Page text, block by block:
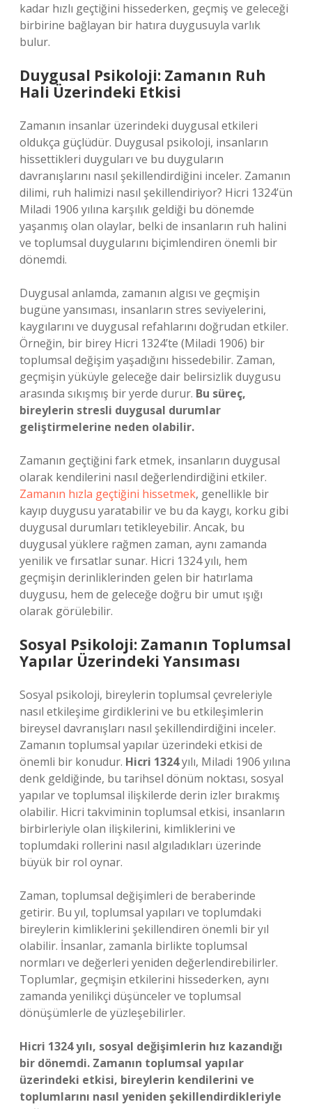
kadar hızlı geçtiğini hissederken, geçmiş ve geleceği
birbirine bağlayan bir hatıra duygusuyla varlık
bulur.
Duygusal Psikoloji: Zamanın Ruh
Hali Üzerindeki Etkisi
Zamanın insanlar üzerindeki duygusal etkileri
oldukça güçlüdür. Duygusal psikoloji, insanların
hissettikleri duyguları ve bu duyguların
davranışlarını nasıl şekillendirdiğini inceler. Zamanın
dilimi, ruh halimizi nasıl şekillendiriyor? Hicri 1324’ün
Miladi 1906 yılına karşılık geldiği bu dönemde
yaşanmış olan olaylar, belki de insanların ruh halini
ve toplumsal duygularını biçimlendiren önemli bir
dönemdi.
Duygusal anlamda, zamanın algısı ve geçmişin
bugüne yansıması, insanların stres seviyelerini,
kaygılarını ve duygusal refahlarını doğrudan etkiler.
Örneğin, bir birey Hicri 1324’te (Miladi 1906) bir
toplumsal değişim yaşadığını hissedebilir. Zaman,
geçmişin yüküyle geleceğe dair belirsizlik duygusu
arasında sıkışmış bir yerde durur. Bu süreç,
bireylerin stresli duygusal durumlar
geliştirmelerine neden olabilir.
Zamanın geçtiğini fark etmek, insanların duygusal
olarak kendilerini nasıl değerlendirdiğini etkiler.
Zamanın hızla geçtiğini hissetmek, genellikle bir
kayıp duygusu yaratabilir ve bu da kaygı, korku gibi
duygusal durumları tetikleyebilir. Ancak, bu
duygusal yüklere rağmen zaman, aynı zamanda
yenilik ve fırsatlar sunar. Hicri 1324 yılı, hem
geçmişin derinliklerinden gelen bir hatırlama
duygusu, hem de geleceğe doğru bir umut ışığı
olarak görülebilir.
Sosyal Psikoloji: Zamanın Toplumsal
Yapılar Üzerindeki Yansıması
Sosyal psikoloji, bireylerin toplumsal çevreleriyle
nasıl etkileşime girdiklerini ve bu etkileşimlerin
bireysel davranışları nasıl şekillendirdiğini inceler.
Zamanın toplumsal yapılar üzerindeki etkisi de
önemli bir konudur. Hicri 1324yılı, Miladi 1906 yılına
denk geldiğinde, bu tarihsel dönüm noktası, sosyal
yapılar ve toplumsal ilişkilerde derin izler bırakmış
olabilir. Hicri takviminin toplumsal etkisi, insanların
birbirleriyle olan ilişkilerini, kimliklerini ve
toplumdaki rollerini nasıl algıladıkları üzerinde
büyük bir rol oynar.
Zaman, toplumsal değişimleri de beraberinde
getirir. Bu yıl, toplumsal yapıları ve toplumdaki
bireylerin kimliklerini şekillendiren önemli bir yıl
olabilir. İnsanlar, zamanla birlikte toplumsal
normları ve değerleri yeniden değerlendirebilirler.
Toplumlar, geçmişin etkilerini hissederken, aynı
zamanda yenilikçi düşünceler ve toplumsal
dönüşümlerle de yüzleşebilirler.
Hicri 1324 yılı, sosyal değişimlerin hız kazandığı
bir dönemdi. Zamanın toplumsal yapılar
üzerindeki etkisi, bireylerin kendilerini ve
toplumlarını nasıl yeniden şekillendirdikleriyle